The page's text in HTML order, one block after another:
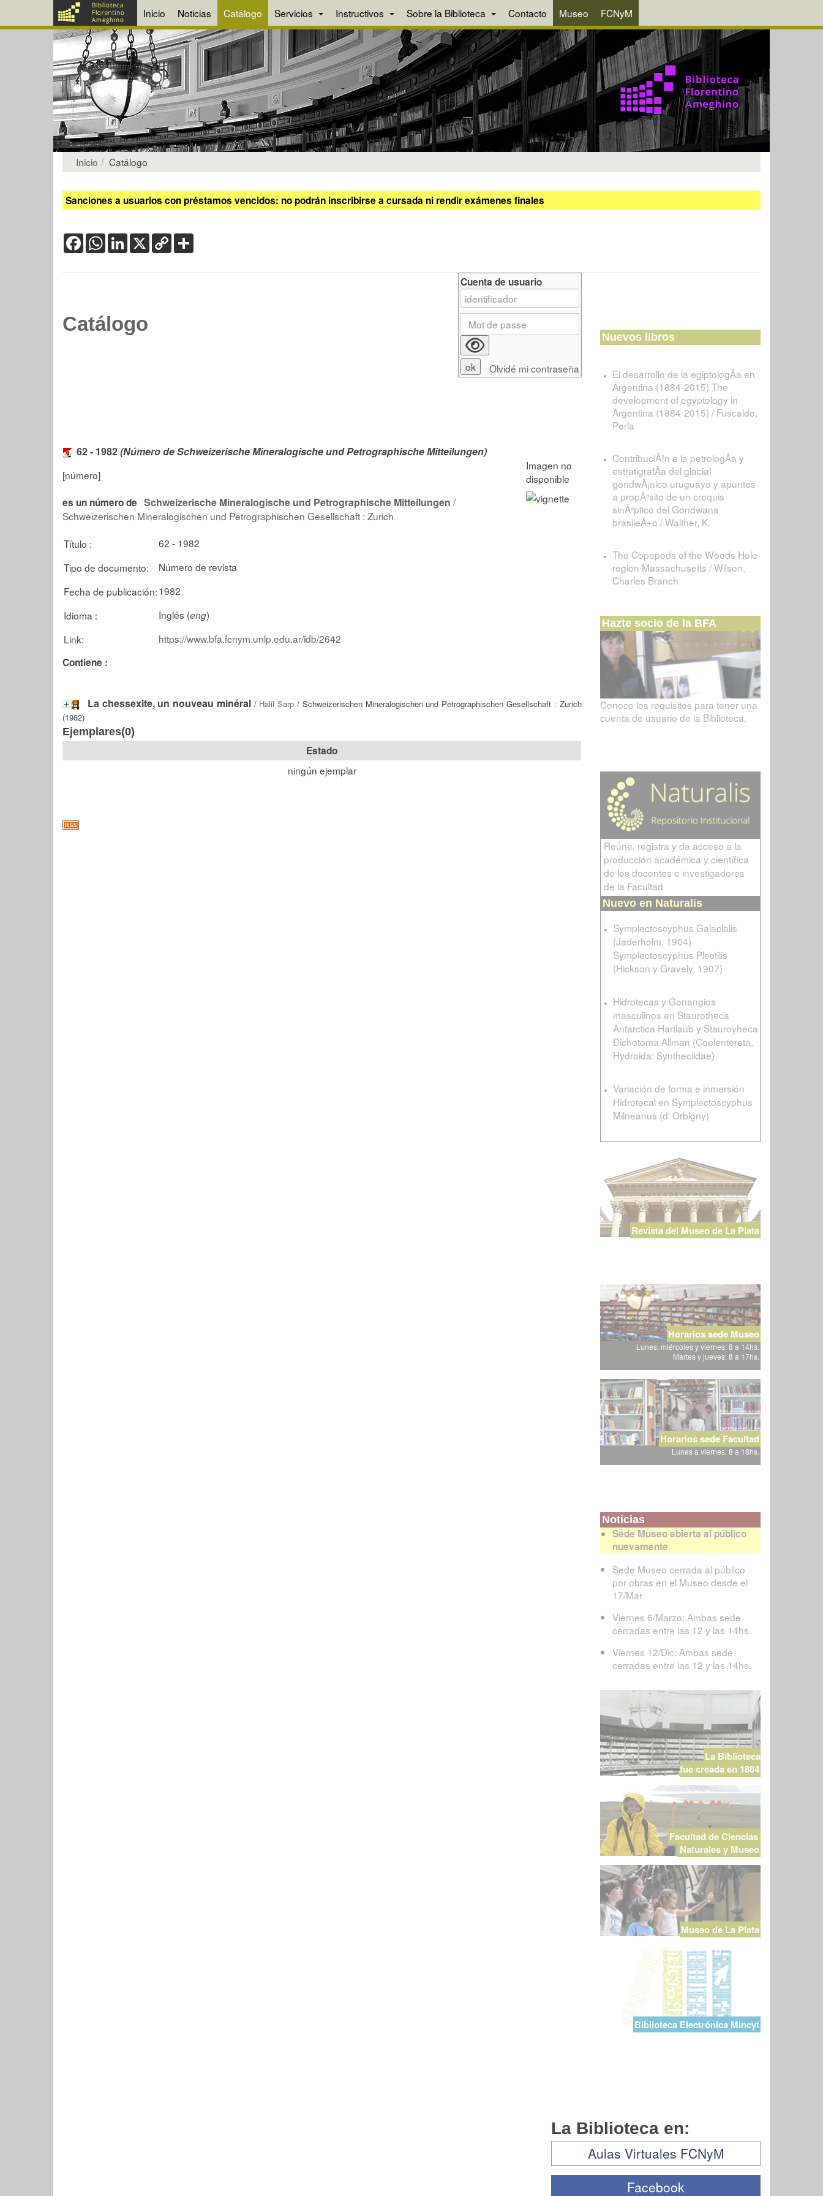
Inicio Noticias Catálogo Servicios Instructivos Sobre la Biblioteca Contacto Museo FCNyM
Inicio Catálogo
Sanciones a usuarios con préstamos vencidos: no podrán inscribirse a cursada ni rendir exámenes finales
FacebookWhatsApp
LinkedIn
X Copy
Link
Catálogo
62 - 1982(Número de Schweizerische Mineralogische und Petrographische Mitteilungen)
[número]
es un número de Schweizerische Mineralogische und Petrographische Mitteilungen /
Schweizerischen Mineralogischen und Petrographischen Gesellschaft : Zurich
Título :
62 - 1982
Tipo de documento:
Número de revista
Fecha de publicación:1982
Idioma :
Inglés (eng)
Link:
https://www.bfa.fcnym.unlp.edu.ar/idb/2642
Contiene :
La chessexite, un nouveau minéral/ Halil Sarp / Schweizerischen Mineralogischen und Petrographischen Gesellschaft : Zurich
(1982)
Ejemplares(0)
Estado
ningún ejemplar
Cuenta de usuario
Olvidé mi contraseña
Nuevos libros
El desarrollo de la egiptologÃ­a en
Argentina (1884-2015) The
development of egyptology in
Argentina (1884-2015) / Fuscaldo,
Perla
ContribuciÃ³n a la petrologÃ­a y
estratigrafÃ­a del glacial
gondwÃ¡nico uruguayo y apuntes
a propÃ³sito de un croquis
sinÃ³ptico del Gondwana
brasileÃ±o / Walther, K.
The Copepods of the Woods Hole
region Massachusetts / Wilson,
Charles Branch
Hazte socio de la BFA
Conoce los requisitos para tener una
cuenta de usuario de la Biblioteca.
Reúne, registra y da acceso a la
producción académica y científica
de los docentes e investigadores
de la Facultad
Nuevo en Naturalis
Symplectoscyphus Galacialis
(Jaderholm, 1904)
Symplectoscyphus Plectilis
(Hickson y Gravely, 1907)
Hidrotecas y Gonangios
masculinos en Staurotheca
Antarctica Hartlaub y Stauroyheca
Dichotoma Allman (Coelentereta,
Hydroida: Syntheciidae)
Variación de forma e inmersión
Hidrotecal en Symplectoscyphus
Milneanus (d' Orbigny)
Revista del Museo de La Plata
Horarios sede Museo
Lunes, miércoles y viernes: 8 a 14hs.
Martes y jueves: 8 a 17hs.
Horarios sede Facultad
Lunes a viernes: 8 a 18hs.
Noticias
Sede Museo abierta al público
nuevamente
Sede Museo cerrada al público
por obras en el Museo desde el
17/Mar
Viernes 6/Marzo: Ambas sede
cerradas entre las 12 y las 14hs.
Viernes 12/Dic: Ambas sede
cerradas entre las 12 y las 14hs.
La Biblioteca
fue creada en 1884
Facultad de Ciencias
Naturales y Museo
Museo de La Plata
Biblioteca Electrónica Mincyt
La Biblioteca en:
Aulas Virtuales FCNyM
Facebook